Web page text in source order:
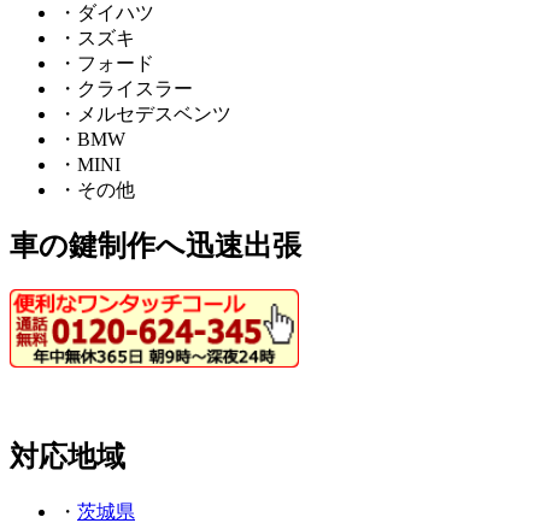
・ダイハツ
・スズキ
・フォード
・クライスラー
・メルセデスベンツ
・BMW
・MINI
・その他
車の鍵制作へ迅速出張
対応地域
・ 茨城県